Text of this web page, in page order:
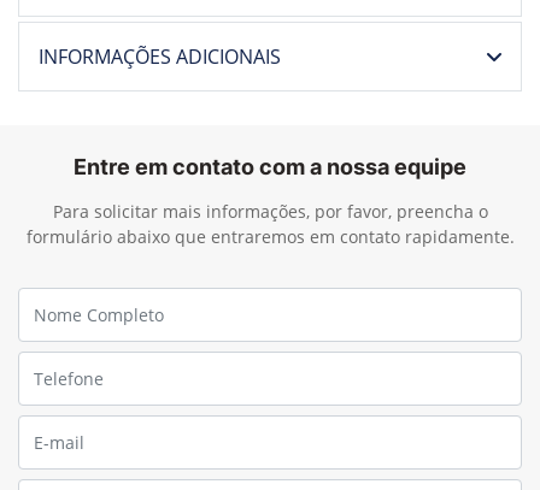
INFORMAÇÕES ADICIONAIS
Entre em contato com a nossa equipe
Para solicitar mais informações, por favor, preencha o
formulário abaixo que entraremos em contato rapidamente.